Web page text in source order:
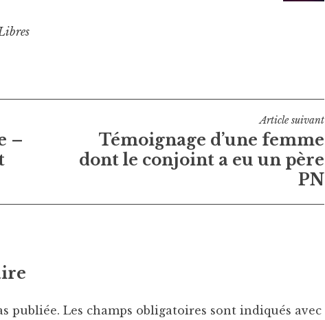
–
Article suivant
Témoignage d’une femme
dont le conjoint a eu un père
PN
publiée. Les champs obligatoires sont indiqués avec